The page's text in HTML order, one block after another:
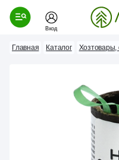
Вход
Главная Каталог Хозтовары,